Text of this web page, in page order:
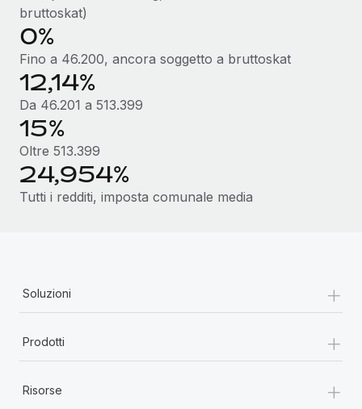
bruttoskat)
0%
Fino a 46.200, ancora soggetto a bruttoskat
12,14%
Da 46.201 a 513.399
15%
Oltre 513.399
24,954%
Tutti i redditi, imposta comunale media
Soluzioni +
Prodotti +
Risorse +